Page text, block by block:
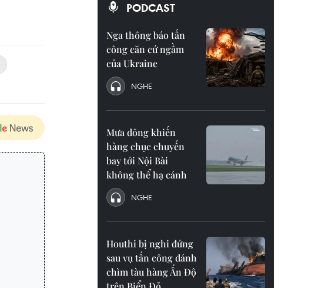
PODCAST
Nga thông báo tấn
công căn cứ ngầm
của Ukraine
NGHE
Mưa dông khiến
hàng chục chuyến
bay tới Nội Bài
không thể hạ cánh
NGHE
Houthi bị nghi đứng
sau vụ tấn công đánh
chìm tàu hàng Ấn Độ